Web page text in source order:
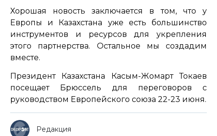
Хорошая новость заключается в том, что у
Европы и Казахстана уже есть большинство
инструментов и ресурсов для укрепления
этого партнерства. Остальное мы создадим
вместе.
Президент Казахстана Касым-Жомарт Токаев
посещает Брюссель для переговоров с
руководством Европейского союза 22-23 июня.
Редакция